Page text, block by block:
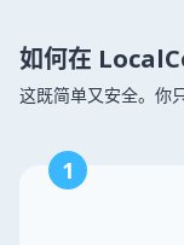
如何在
这既简单又安全。你
1